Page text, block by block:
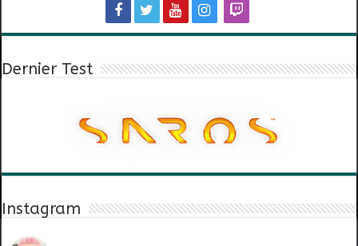
Dernier Test
Instagram